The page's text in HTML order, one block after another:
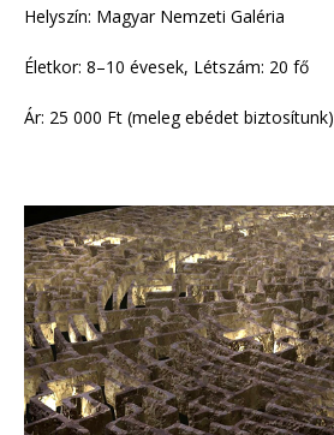
Helyszín: Magyar Nemzeti Galéria
Életkor: 8–10 évesek, Létszám: 20 fő
Ár: 25 000 Ft (meleg ebédet biztosítunk)